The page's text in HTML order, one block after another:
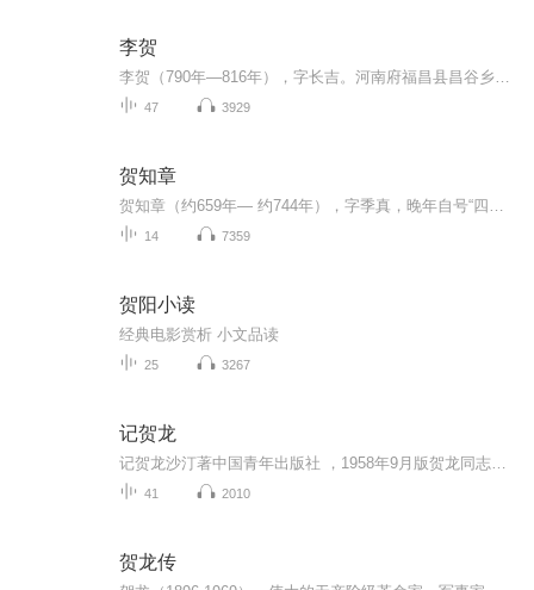
李贺
47 3929
贺知章
14 7359
贺阳小读
经典电影赏析 小文品读
25 3267
记贺龙
41 2010
贺龙传